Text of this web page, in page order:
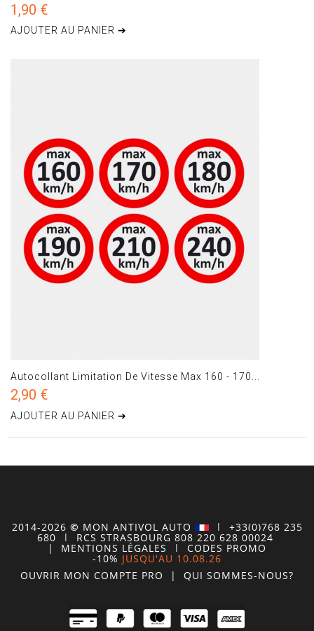
1,90 €
AJOUTER AU PANIER ➔
Autocollant Limitation De Vitesse Max 160 - 170...
2,90 €
AJOUTER AU PANIER ➔
2014-2026 © MON ANTIVOL AUTO | +33(0)768 235
680 | RCS STRASBOURG 808 220 628 00024
| MENTIONS LÉGALES | CODES PROMO
-10% JUSQU'AU 10.08.26
OUVRIR MON COMPTE PRO | QUI SOMMES-NOUS?